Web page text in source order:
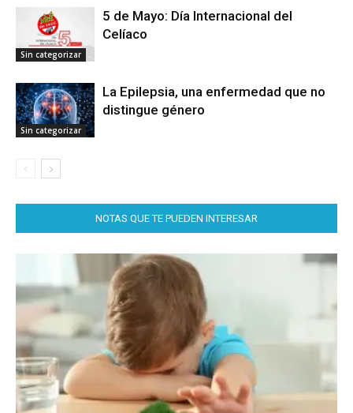
Sin categorizar
5 de Mayo: Día Internacional del
Celíaco
Sin categorizar
La Epilepsia, una enfermedad que no
distingue género
NOTAS QUE TE PUEDEN INTERESAR